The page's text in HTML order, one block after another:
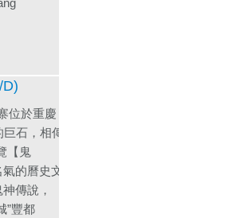
位於重慶
石，相傳
【鬼
的曆史文
傳說，
”豐都